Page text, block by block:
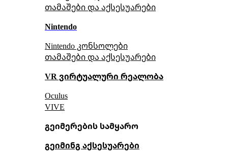
თამაშები და აქსესუარები
Nintendo
Nintendo კონსოლები
თამაშები და აქსესუარები
VR ვირტუალური რეალობა
Oculus
VIVE
გეიმერების სამყარო
გეიმინგ აქსესუარები